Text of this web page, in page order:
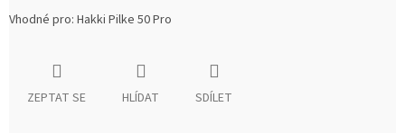
Vhodné pro: Hakki Pilke 50 Pro
ZEPTAT SE HLÍDAT SDÍLET